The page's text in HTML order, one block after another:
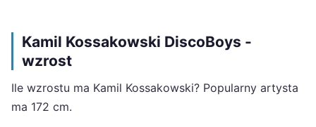
Kamil Kossakowski DiscoBoys -
wzrost
Ile wzrostu ma Kamil Kossakowski? Popularny artysta
ma 172 cm.